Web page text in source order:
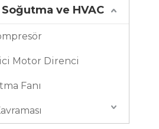
ve HVAC
Motor Direnci
Fanı